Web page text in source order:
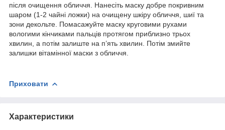
після очищення обличчя. Нанесіть маску добре покривним
шаром (1-2 чайні ложки) на очищену шкіру обличчя, шиї та
зони декольте. Помасажуйте маску круговими рухами
вологими кінчиками пальців протягом приблизно трьох
хвилин, а потім залиште на п’ять хвилин. Потім змийте
залишки вітамінної маски з обличчя.
Приховати
Характеристики